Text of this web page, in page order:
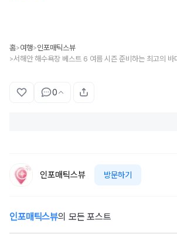
홈>여행>인포매틱스뷰
>
0
인포매틱스뷰 방문하기
인포매틱스뷰의 모든 포스트